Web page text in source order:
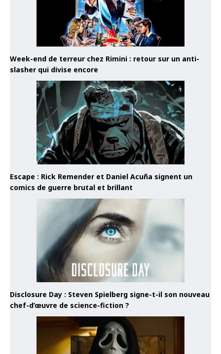
Week-end de terreur chez Rimini : retour sur un anti-
slasher qui divise encore
Escape : Rick Remender et Daniel Acuña signent un
comics de guerre brutal et brillant
Disclosure Day : Steven Spielberg signe-t-il son nouveau
chef-d’œuvre de science-fiction ?